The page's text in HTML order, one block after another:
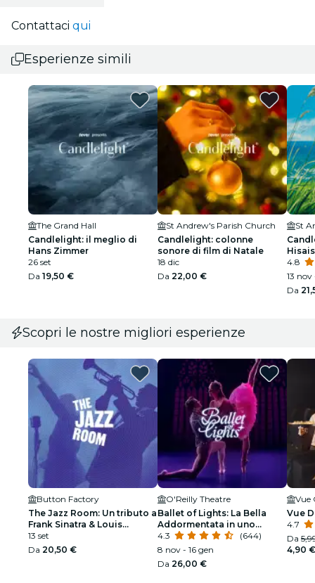
Contattaci qui
Esperienze simili
The Grand Hall
Candlelight: il meglio di
Hans Zimmer
26 set
Da 19,50 €
St Andrew's Parish Church
Candlelight: colonne
sonore di film di Natale
18 dic
Da 22,00 €
St
4.8
13 nov
Da
Scopri le nostre migliori esperienze
Button Factory
The Jazz Room: Un tributo a
Frank Sinatra & Louis
Armstrong
13 set
Da 20,50 €
O'Reilly Theatre
Ballet of Lights: La Bella
Addormentata in uno
spettacolo scintillante
4.3
(644)
8 nov - 16 gen
Da 26,00 €
Vue
Vue
4.7
Da
4,90 €